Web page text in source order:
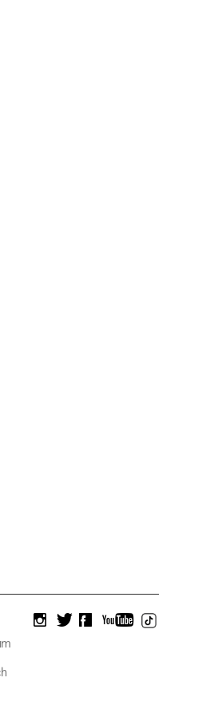
instagram
twitterfacebookyoutube
tiktok